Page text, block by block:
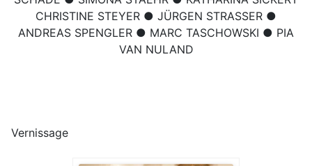
CHRISTINE STEYER ● JÜRGEN STRASSER ●
ANDREAS SPENGLER ● MARC TASCHOWSKI ● PIA
VAN NULAND
Vernissage